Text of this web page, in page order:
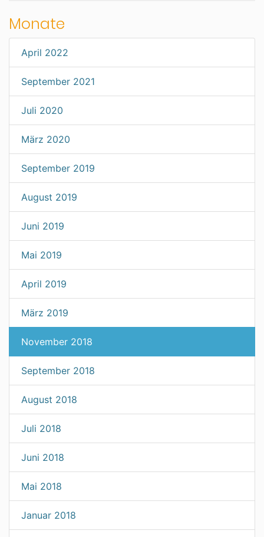
Monate
April 2022
September 2021
Juli 2020
März 2020
September 2019
August 2019
Juni 2019
Mai 2019
April 2019
März 2019
November 2018
September 2018
August 2018
Juli 2018
Juni 2018
Mai 2018
Januar 2018